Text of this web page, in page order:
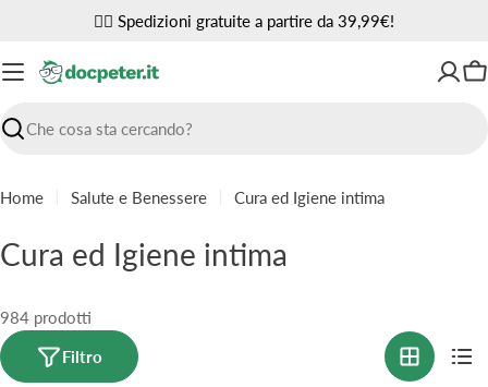
contenuto
✌🏼 Spedizioni gratuite a partire da 39,99€!
Ricerca
Home Salute e Benessere Cura ed Igiene intima
C
l
l
Cura ed Igiene intima
984 prodotti
Filtro